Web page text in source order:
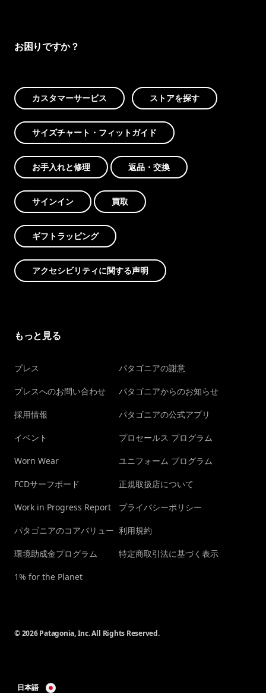
お困りですか？
カスタマーサービス ストアを探す
サイズチャート・フィットガイド
お手入れと修理 返品・交換
サインイン 買取
ギフトラッピング
アクセシビリティに関する声明
もっと見る
プレス
プレスへのお問い合わせ
採用情報
イベント
Worn Wear
FCDサーフボード
Work in Progress Report
パタゴニアのコアバリュー
環境助成金プログラム
1% for the Planet
パタゴニアの謝意
パタゴニアからのお知らせ
パタゴニアの公式アプリ
プロセールス プログラム
ユニフォーム プログラム
正規取扱店について
プライバシーポリシー
利用規約
特定商取引法に基づく表示
© 2026 Patagonia, Inc. All Rights Reserved.
日本語